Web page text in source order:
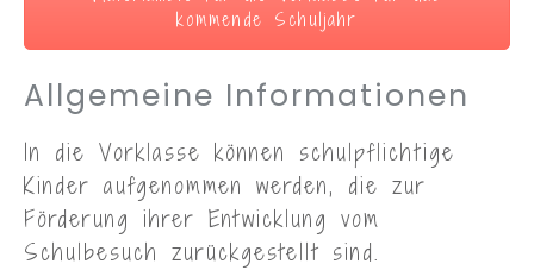
kommende Schuljahr
Allgemeine Informationen
In die Vorklasse können schulpflichtige
Kinder aufgenommen werden, die zur
Förderung ihrer Entwicklung vom
Schulbesuch zurückgestellt sind.